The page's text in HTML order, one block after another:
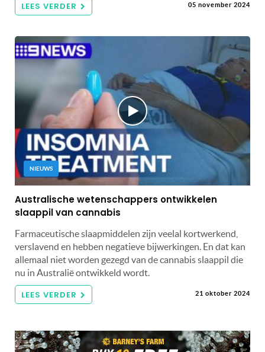
LEES VERDER 05 november 2024
NIEUWS
Australische wetenschappers ontwikkelen
slaappil van cannabis
Farmaceutische slaapmiddelen zijn veelal kortwerkend,
verslavend en hebben negatieve bijwerkingen. En dat kan
allemaal niet worden gezegd van de cannabis slaappil die
nu in Australië ontwikkeld wordt.
LEES VERDER 21 oktober 2024